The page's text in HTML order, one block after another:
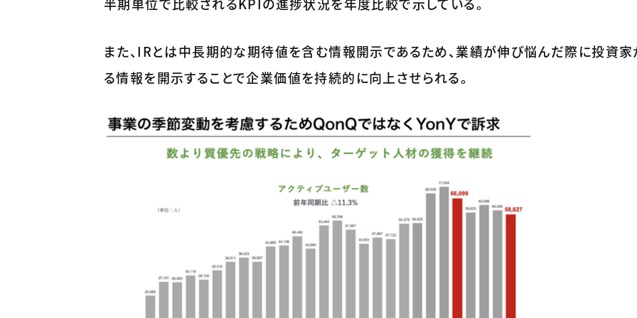
半期単位で比較されるKPIの進捗状況を年度比較で示している。
また、IRとは中長期的な期待値を含む情報開示であるため、業績が伸び悩んだ際に投資家
る情報を開示することで企業価値を持続的に向上させられる。